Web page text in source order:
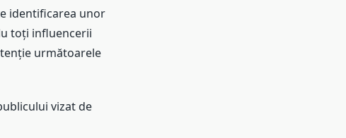
identificarea unor
toți influencerii
următoarele
vizat de